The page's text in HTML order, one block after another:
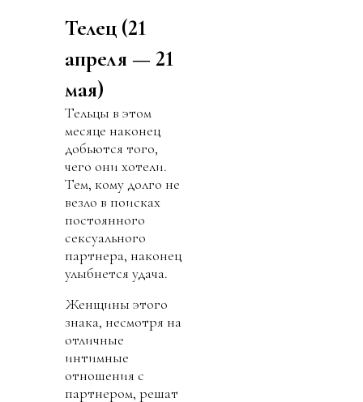
Телец (21
апреля — 21
мая)
Тельцы в этом
месяце наконец
добьются того,
чего они хотели.
Тем, кому долго не
везло в поисках
постоянного
сексуального
партнера, наконец
улыбнется удача.
Женщины этого
знака, несмотря на
отличные
интимные
отношения с
партнером, решат